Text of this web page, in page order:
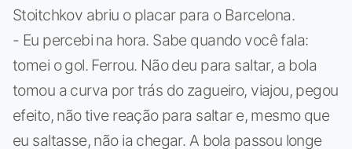
Stoitchkov abriu o placar para o Barcelona.
- Eu percebi na hora. Sabe quando você fala:
tomei o gol. Ferrou. Não deu para saltar, a bola
tomou a curva por trás do zagueiro, viajou, pegou
efeito, não tive reação para saltar e, mesmo que
eu saltasse, não ia chegar. A bola passou longe